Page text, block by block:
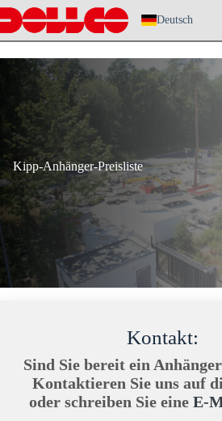
Zum
Inhalt
springen
Deutsch
Kipp-Anhänger-Preisliste
Kontakt:
Sind Sie bereit ein
Kontaktieren Sie uns auf
oder schreiben Sie eine E-